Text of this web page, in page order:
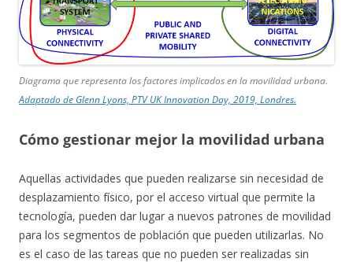
Diagrama que representa los factores implicados en la movilidad urbana.
Adaptado de Glenn Lyons, PTV UK Innovation Day, 2019, Londres.
Cómo gestionar mejor la movilidad urbana
Aquellas actividades que pueden realizarse sin necesidad de
desplazamiento físico, por el acceso virtual que permite la
tecnología, pueden dar lugar a nuevos patrones de movilidad
para los segmentos de población que pueden utilizarlas. No
es el caso de las tareas que no pueden ser realizadas sin